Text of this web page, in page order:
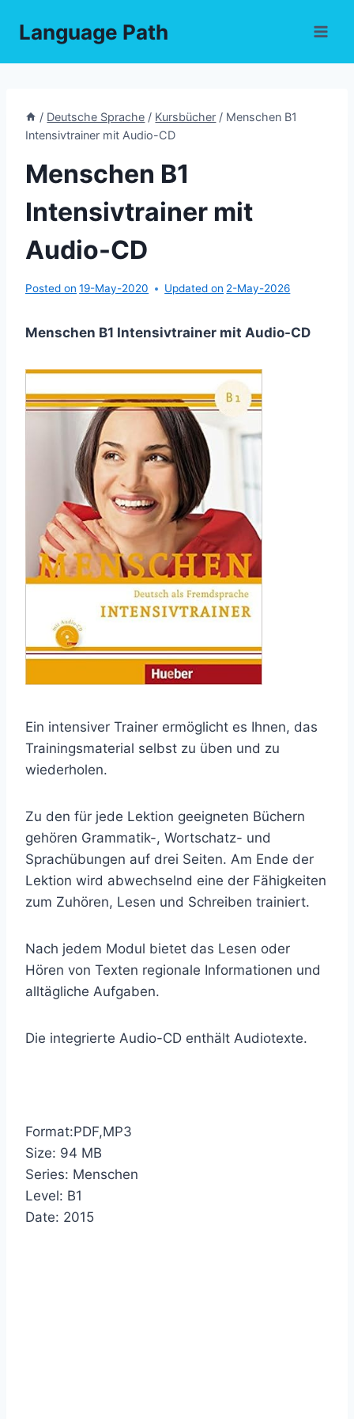
Language Path
/ Deutsche Sprache / Kursbücher / Menschen B1
Intensivtrainer mit Audio-CD
Menschen B1
Intensivtrainer mit
Audio-CD
Posted on 19-May-2020 Updated on 2-May-2026
Menschen B1 Intensivtrainer mit Audio-CD
Ein intensiver Trainer ermöglicht es Ihnen, das
Trainingsmaterial selbst zu üben und zu
wiederholen.
Zu den für jede Lektion geeigneten Büchern
gehören Grammatik-, Wortschatz- und
Sprachübungen auf drei Seiten. Am Ende der
Lektion wird abwechselnd eine der Fähigkeiten
zum Zuhören, Lesen und Schreiben trainiert.
Nach jedem Modul bietet das Lesen oder
Hören von Texten regionale Informationen und
alltägliche Aufgaben.
Die integrierte Audio-CD enthält Audiotexte.
Format:PDF,MP3
Size: 94 MB
Series: Menschen
Level: B1
Date: 2015